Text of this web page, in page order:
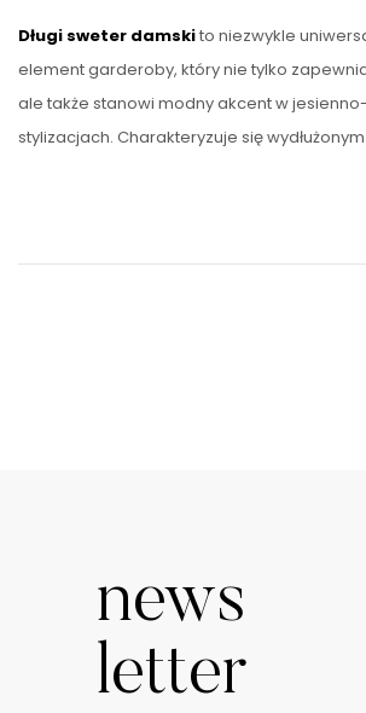
Długi sweter damskito niezwykle
element garderoby, który nie tylko
ale także stanowi modny akcent w
stylizacjach. Charakteryzuje się
news
letter